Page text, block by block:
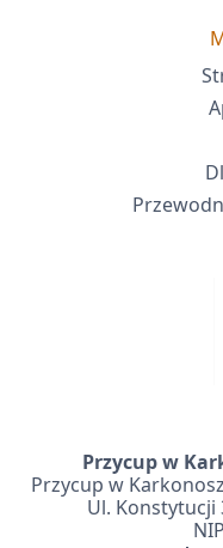
Przycup w
Przycup w
Ul. Konstytucji